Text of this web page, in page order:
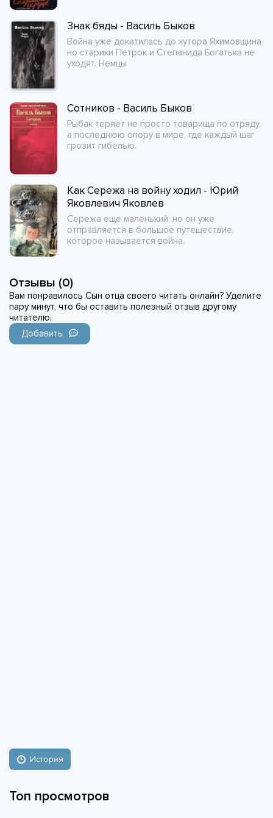
Знак бяды - Василь Быков
Война уже докатилась до хутора Яхимовщина,
но старики Петрок и Степанида Богатька не
уходят. Немцы
Сотников - Василь Быков
Рыбак теряет не просто товарища по отряду,
а последнюю опору в мире, где каждый шаг
грозит гибелью.
Как Сережа на войну ходил - Юрий
Яковлевич Яковлев
Сережа еще маленький, но он уже
отправляется в большое путешествие,
которое называется война.
Отзывы (0)
Вам понравилось Сын отца своего читать онлайн? Уделите
пару минут, что бы оставить полезный отзыв другому
читателю.
Добавить
История
Топ просмотров